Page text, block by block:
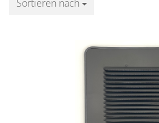
Sortieren nach
Sortieren nach